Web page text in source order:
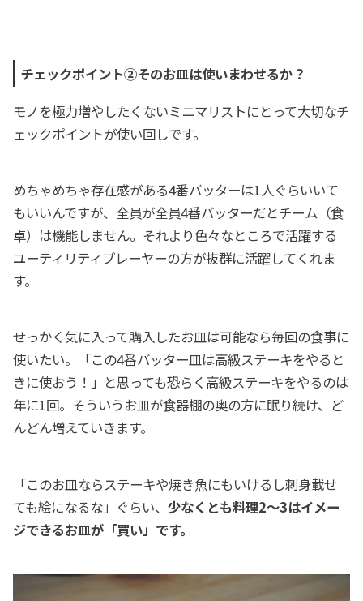
チェックポイント②そのお皿は使いまわせるか？
モノを極力増やしたくないミニマリストにとって大切なチ
ェックポイントが使い回しです。
めちゃめちゃ存在感がある4番バッターは1人ぐらいいて
もいいんですが、全員が全員4番バッターだとチーム（食
卓）は機能しません。それより色々なところで活躍する
ユーティリティプレーヤーの方が抜群に活躍してくれま
す。
せっかく気に入って購入したお皿は可能なら毎回の食事に
使いたい。「この4番バッター皿は高級ステーキをやると
きに使おう！」と思っても恐らく高級ステーキをやるのは
年に1回。そういうお皿が食器棚の奥の方に眠り続け、ど
んどん増えていきます。
「このお皿ならステーキや焼き魚にもいけるし刺身載せ
ても絵になるな」ぐらい、少なくとも料理2〜3はイメー
ジできるお皿が「買い」です。